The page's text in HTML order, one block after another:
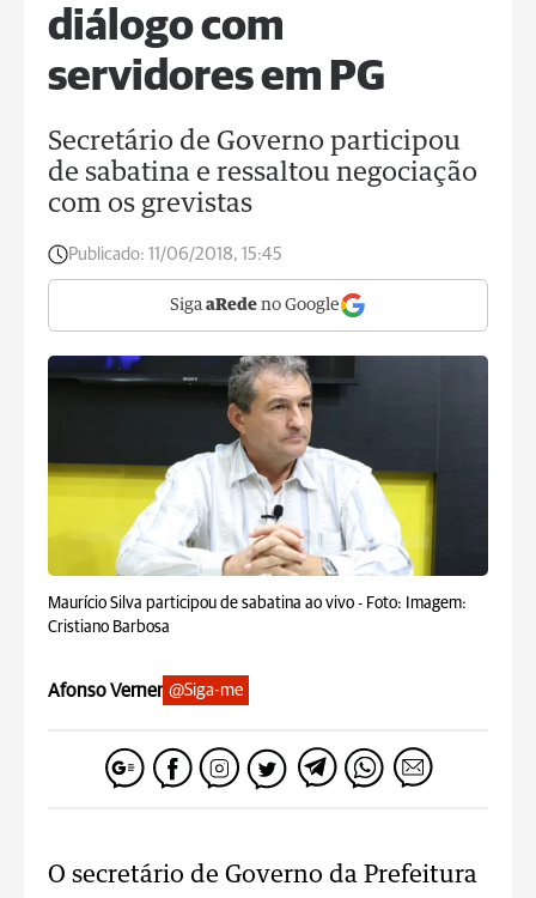
diálogo com
servidores em PG
Secretário de Governo participou
de sabatina e ressaltou negociação
com os grevistas
Publicado: 11/06/2018, 15:45
Siga aRede no Google
Maurício Silva participou de sabatina ao vivo - Foto: Imagem:
Cristiano Barbosa
Afonso Verner @Siga-me
O secretário de Governo da Prefeitura